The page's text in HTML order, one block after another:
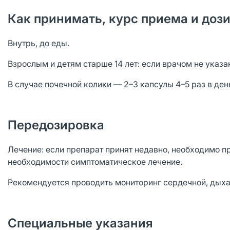
Как принимать, курс приема и
Внутрь, до еды.
Взрослым и детям старше 14 лет: если врачом не
В случае почечной колики — 2–3 капсулы 4–5 раз в
Передозировка
Лечение: если препарат принят недавно, необходимо
необходимости симптоматическое лечение.
Рекомендуется проводить мониторинг сердечной,
Специальные указания